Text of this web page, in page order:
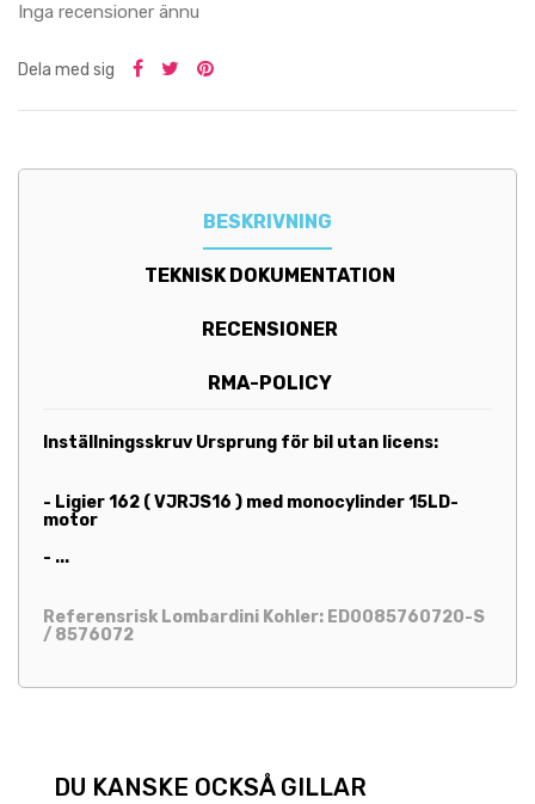
Inga recensioner ännu
Dela med sig
BESKRIVNING
TEKNISK DOKUMENTATION
RECENSIONER
RMA-POLICY
Inställningsskruv Ursprung för bil utan licens:
- Ligier 162 ( VJRJS16 ) med monocylinder 15LD-
motor
- ...
Referensrisk Lombardini Kohler: ED0085760720-S
/ 8576072
DU KANSKE OCKSÅ GILLAR